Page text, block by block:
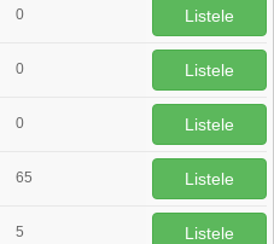
0 Listele
0 Listele
0 Listele
65 Listele
5 Listele